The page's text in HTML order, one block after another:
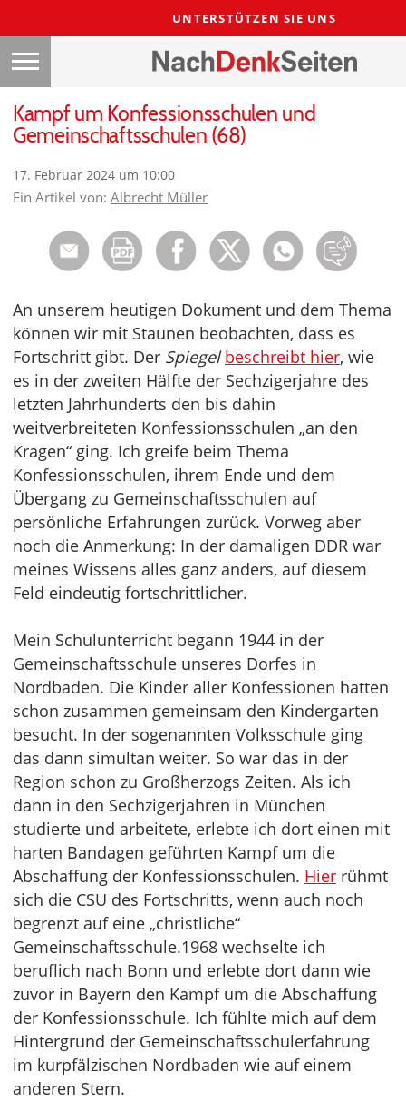
UNTERSTÜTZEN SIE UNS
Kampf um Konfessionsschulen und
Gemeinschaftsschulen (68)
17. Februar 2024 um 10:00
Ein Artikel von: Albrecht Müller
An unserem heutigen Dokument und dem Thema
können wir mit Staunen beobachten, dass es
Fortschritt gibt. Der Spiegelbeschreibt hier, wie
es in der zweiten Hälfte der Sechzigerjahre des
letzten Jahrhunderts den bis dahin
weitverbreiteten Konfessionsschulen „an den
Kragen“ ging. Ich greife beim Thema
Konfessionsschulen, ihrem Ende und dem
Übergang zu Gemeinschaftsschulen auf
persönliche Erfahrungen zurück. Vorweg aber
noch die Anmerkung: In der damaligen DDR war
meines Wissens alles ganz anders, auf diesem
Feld eindeutig fortschrittlicher.
Mein Schulunterricht begann 1944 in der
Gemeinschaftsschule unseres Dorfes in
Nordbaden. Die Kinder aller Konfessionen hatten
schon zusammen gemeinsam den Kindergarten
besucht. In der sogenannten Volksschule ging
das dann simultan weiter. So war das in der
Region schon zu Großherzogs Zeiten. Als ich
dann in den Sechzigerjahren in München
studierte und arbeitete, erlebte ich dort einen mit
harten Bandagen geführten Kampf um die
Abschaffung der Konfessionsschulen. Hier rühmt
sich die CSU des Fortschritts, wenn auch noch
begrenzt auf eine „christliche“
Gemeinschaftsschule.1968 wechselte ich
beruflich nach Bonn und erlebte dort dann wie
zuvor in Bayern den Kampf um die Abschaffung
der Konfessionsschule. Ich fühlte mich auf dem
Hintergrund der Gemeinschaftsschulerfahrung
im kurpfälzischen Nordbaden wie auf einem
anderen Stern.